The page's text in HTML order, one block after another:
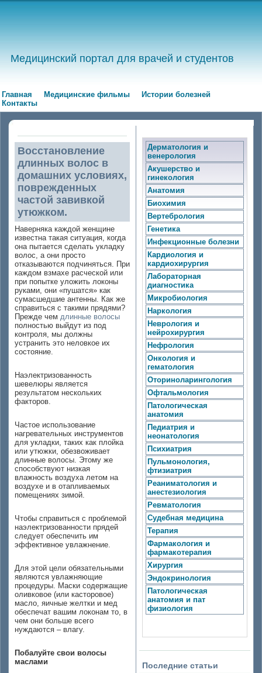
Медицинский портал для врачей и студентов
Главная Медицинские фильмы
Истории болезней
Контакты
Восстановление
длинных волос в
домашних условиях,
поврежденных
частой завивкой
утюжком.
Наверняка каждой женщине
известна такая ситуация, когда
она пытается сделать укладку
волос, а они просто
отказываются подчиняться. При
каждом взмахе расческой или
при попытке уложить локоны
руками, они «пушатся» как
сумасшедшие антенны. Как же
справиться с такими прядями?
Прежде чем длинные волосы
полностью выйдут из под
контроля, мы должны
устранить это неловкое их
состояние.
Наэлектризованность
шевелюры является
результатом нескольких
факторов.
Частое использование
нагревательных инструментов
для укладки, таких как плойка
или утюжки, обезвоживает
длинные волосы. Этому же
способствуют низкая
влажность воздуха летом на
воздухе и в отапливаемых
помещениях зимой.
Чтобы справиться с проблемой
наэлектризованности прядей
следует обеспечить им
эффективное увлажнение.
Для этой цели обязательными
являются увлажняющие
процедуры. Маски содержащие
оливковое (или касторовое)
масло, яичные желтки и мед
обеспечат вашим локонам то, в
чем они больше всего
нуждаются – влагу.
Побалуйте свои волосы
маслами
Дерматология и
венерология
Акушерство и
гинекология
Анатомия
Биохимия
Вертебрология
Генетика
Инфекционные болезни
Кардиология и
кардиохирургия
Лабораторная
диагностика
Микробиология
Наркология
Неврология и
нейрохирургия
Нефрология
Онкология и
гематология
Оториноларингология
Офтальмология
Патологическая
анатомия
Педиатрия и
неонатология
Психиатрия
Пульмонология,
фтизиатрия
Реаниматология и
анестезиология
Ревматология
Судебная медицина
Терапия
Фармакология и
фармакотерапия
Хирургия
Эндокринология
Патологическая
анатомия и пат
физиология
Последние статьи